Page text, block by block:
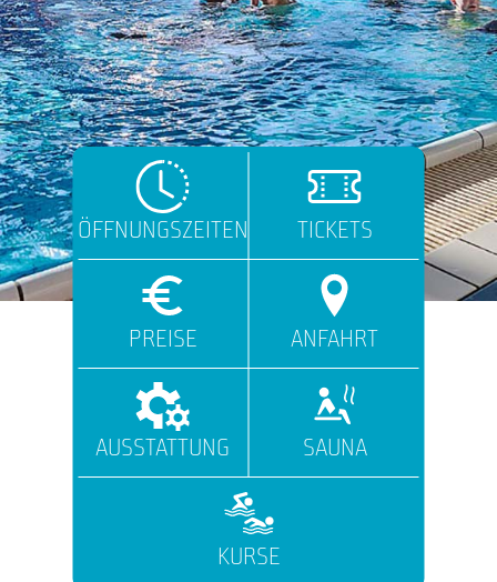
ÖFFNUNGSZEITEN TICKETS
PREISE ANFAHRT
AUSSTATTUNG SAUNA
KURSE